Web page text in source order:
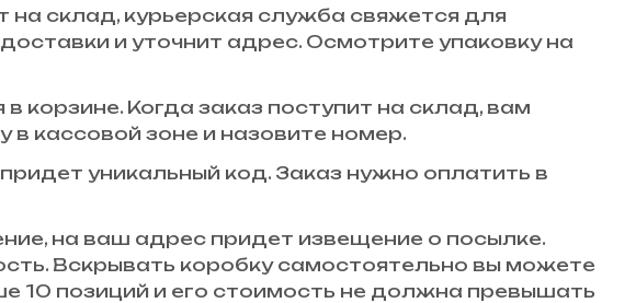
на склад, курьерская служба свяжется для
и уточнит адрес. Осмотрите упаковку на
корзине. Когда заказ поступит на склад, вам
в кассовой зоне и назовите номер.
уникальный код. Заказ нужно оплатить в
на ваш адрес придет извещение о посылке.
Вскрывать коробку самостоятельно вы можете
10 позиций и его стоимость не должна превышать